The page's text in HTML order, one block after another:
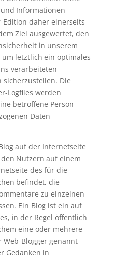
Informationen
daher einerseits
Ziel ausgewertet, den
in unserem
letztlich ein optimales
verarbeiteten
sicherzustellen. Die
Logfiles werden
betroffene Person
Daten
auf der Internetseite
Nutzern auf einem
des für die
befindet, die
zu einzelnen
Ein Blog ist ein auf
in der Regel öffentlich
eine oder mehrere
Web-Blogger genannt
Gedanken in